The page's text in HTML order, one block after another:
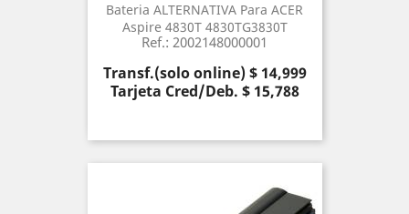
Bateria ALTERNATIVA Para ACER
Aspire 4830T 4830TG3830T
Ref.: 2002148000001
Precio
Transf.(solo online) $ 14,999
Tarjeta Cred/Deb. $ 15,788